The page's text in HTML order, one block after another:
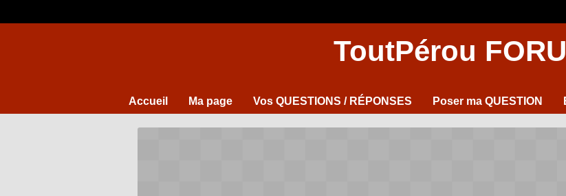
ToutPérou
Accueil Ma page Vos QUESTIONS / RÉPONSES Poser ma QUESTION